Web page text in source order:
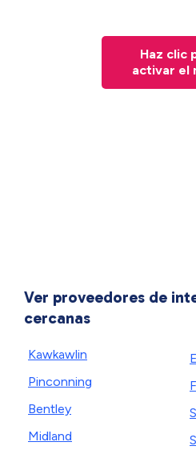
Haz clic
activar el
Ver proveedores de
cercanas
Kawkawlin
Pinconning
Bentley
Midland